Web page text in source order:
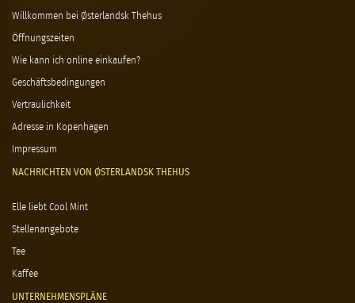
Willkommen bei Østerlandsk Thehus
Öffnungszeiten
Wie kann ich online einkaufen?
Geschäftsbedingungen
Vertraulichkeit
Adresse in Kopenhagen
Impressum
NACHRICHTEN VON ØSTERLANDSK THEHUS
Elle liebt Cool Mint
Stellenangebote
Tee
Kaffee
UNTERNEHMENSPLÄNE